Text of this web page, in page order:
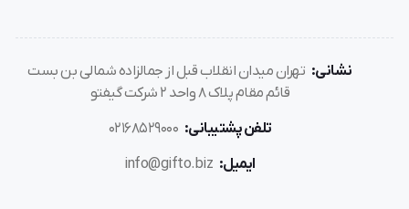
نشانی: تهران میدان انقلاب قبل از جمالزاده شمالی بن بست
قائم مقام پلاک 8 واحد 2 شرکت گیفتو
تلفن پشتیبانی: 02168529000
ایمیل: info@gifto.biz